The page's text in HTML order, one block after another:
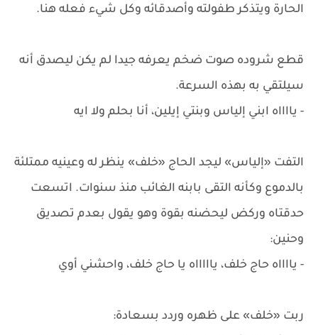
الحارة ويتذكر طفولته وأصدقائه وكل شيء فعله هنا.
قطع شروده صوت ضخم يعرفه جيدا لم يكن ليصدق أنه
سيلتقي به بهذه السرعة.
- يااااه ابني إلياس وبنتي إيلين، أنا بحلم ولا ايه
التفت «إلياس» ليجد الحاج «خلف» ينظر له وعينيه ممتلئة
بالدموع وكأنه التقى بابنه الغائب منذ سنوات. اتسعت
حدقتاه وركض ليحضنه بقوة وهو يقول بعدم تصديق
وحنين:
- يااااه حاج خلف، ياااااه يا حاج خلف، واحشني أوي
ربت «خلف» على ظهره وردد بسعادة: